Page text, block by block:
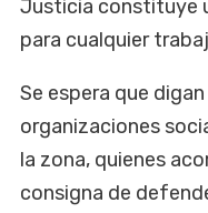
Justicia constituye
para cualquier
Se espera que
organizaciones
la zona, quienes
consigna de